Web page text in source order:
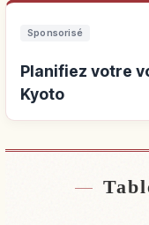
Sponsorisé
Planifiez votre
Kyoto
Hébergements